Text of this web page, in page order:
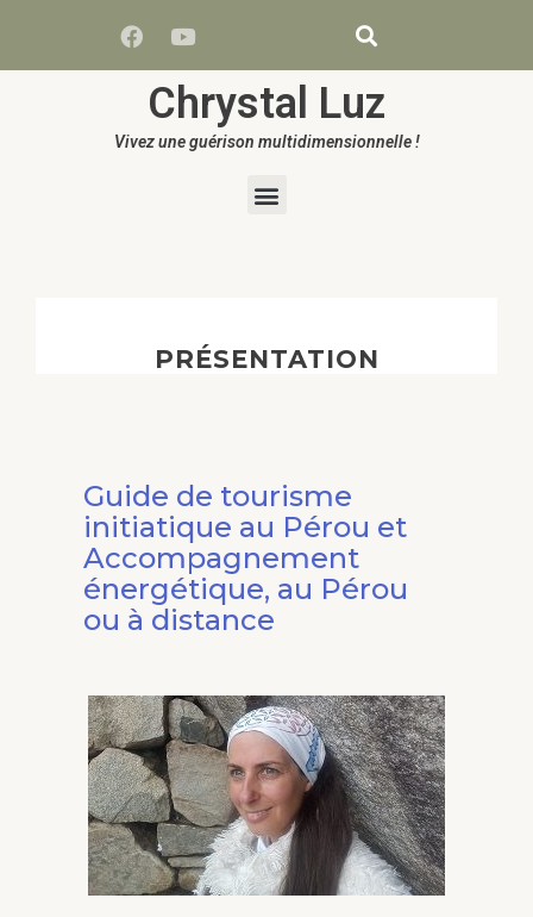
Chrystal Luz
Vivez une guérison multidimensionnelle !
PRÉSENTATION
Guide de tourisme
initiatique au Pérou et
Accompagnement
énergétique, au Pérou
ou à distance